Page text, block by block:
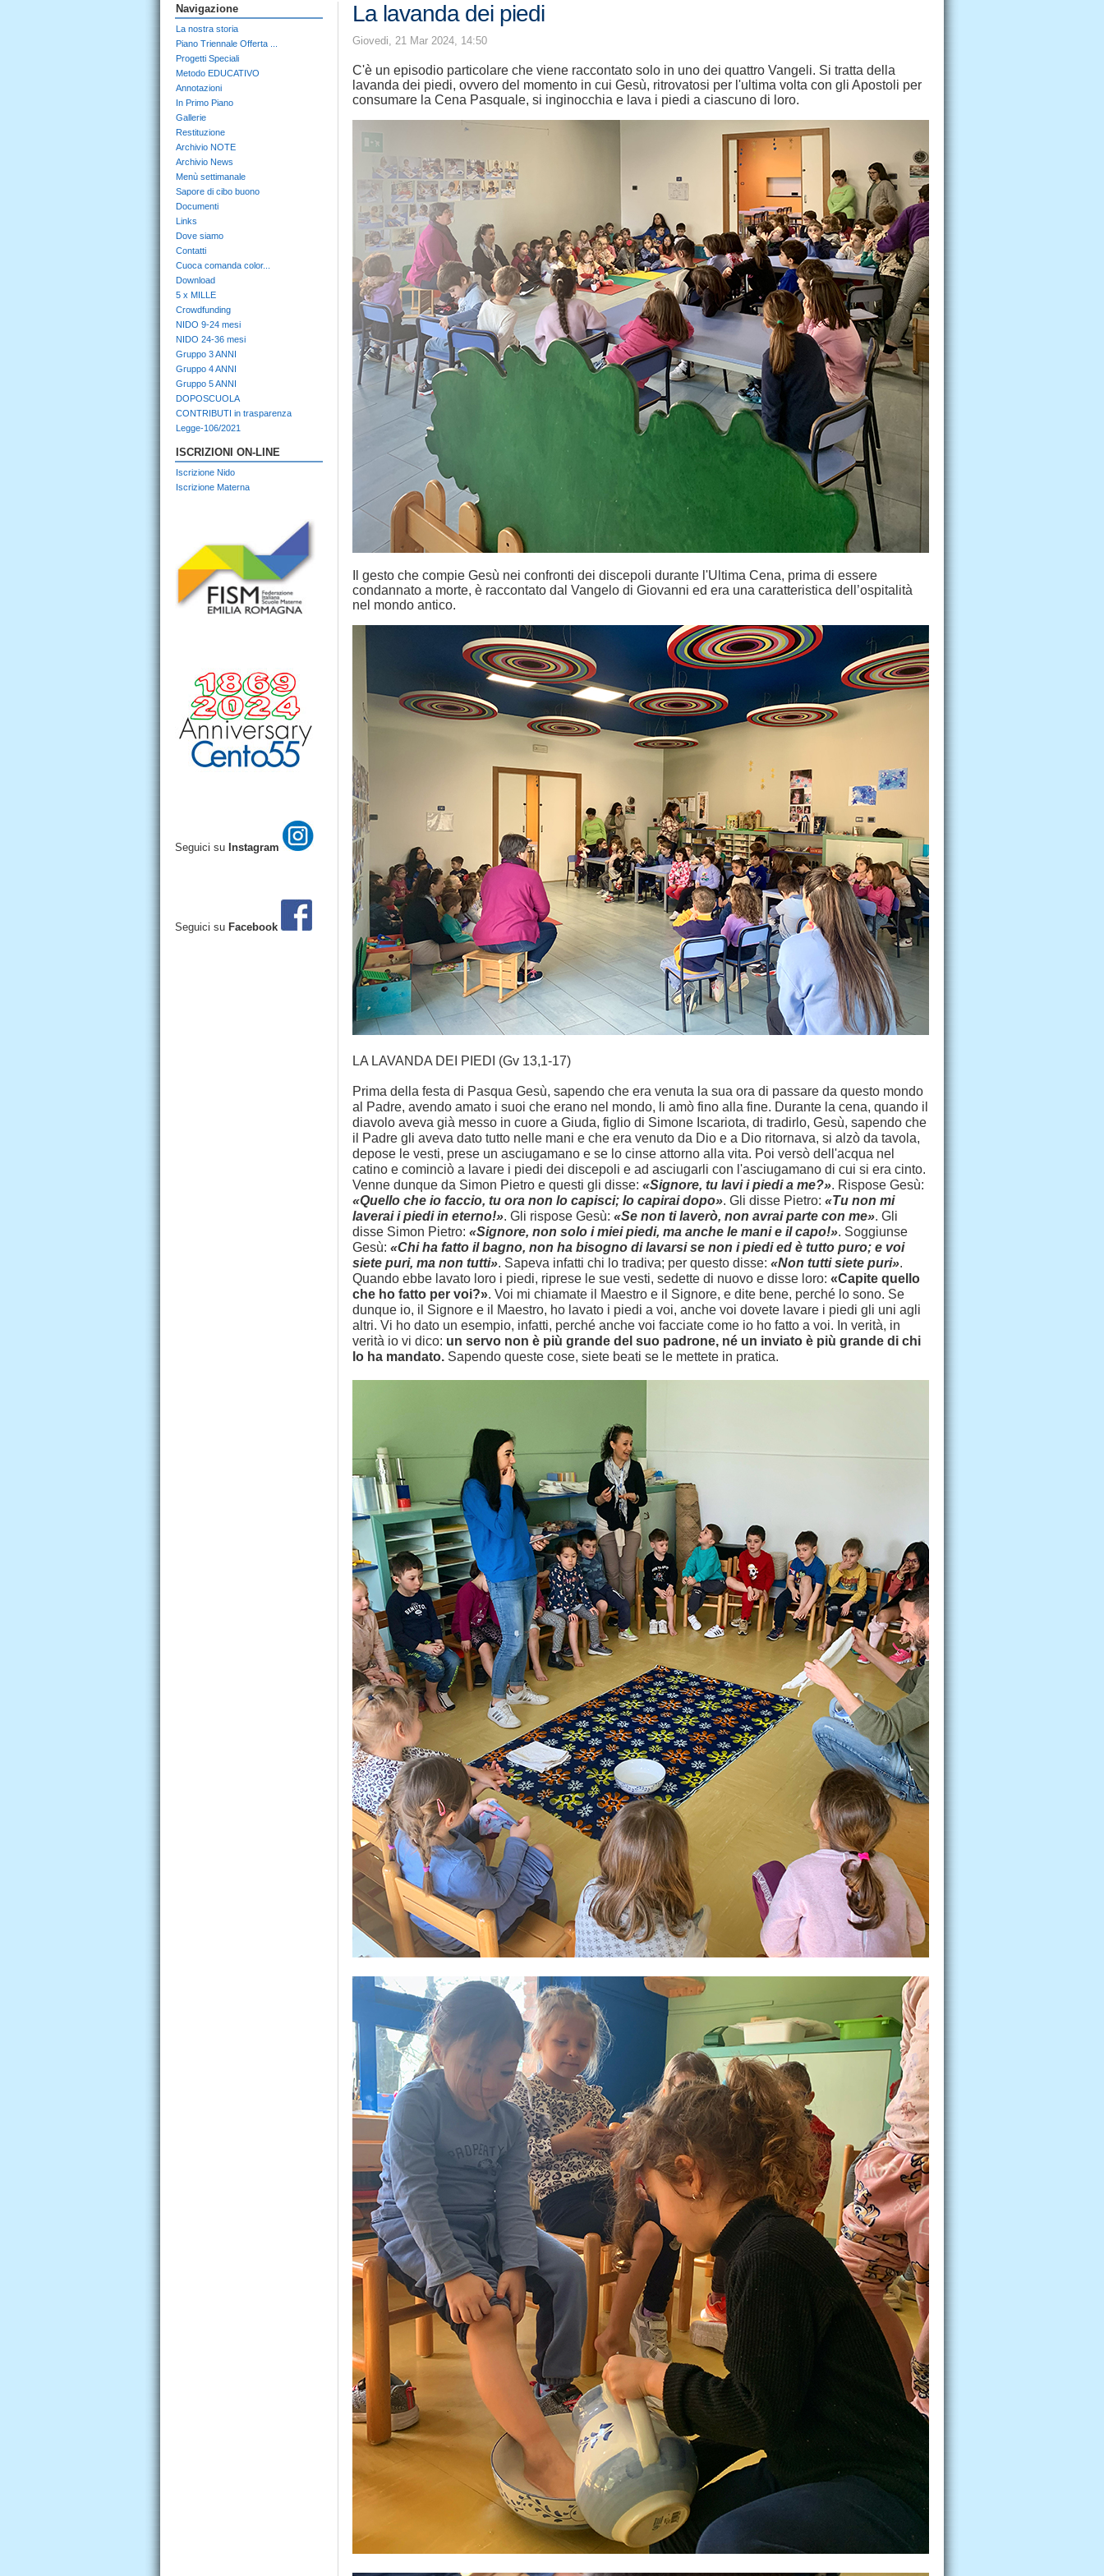
La lavanda dei piedi
Giovedi, 21 Mar 2024, 14:50
C'è un episodio particolare che viene raccontato solo in uno dei quattro Vangeli. Si tratta della
lavanda dei piedi, ovvero del momento in cui Gesù, ritrovatosi per l'ultima volta con gli Apostoli per
consumare la Cena Pasquale, si inginocchia e lava i piedi a ciascuno di loro.
Il gesto che compie Gesù nei confronti dei discepoli durante l'Ultima Cena, prima di essere
condannato a morte, è raccontato dal Vangelo di Giovanni ed era una caratteristica dell’ospitalità
nel mondo antico.
LA LAVANDA DEI PIEDI (Gv 13,1-17)
Prima della festa di Pasqua Gesù, sapendo che era venuta la sua ora di passare da questo mondo
al Padre, avendo amato i suoi che erano nel mondo, li amò fino alla fine. Durante la cena, quando il
diavolo aveva già messo in cuore a Giuda, figlio di Simone Iscariota, di tradirlo, Gesù, sapendo che
il Padre gli aveva dato tutto nelle mani e che era venuto da Dio e a Dio ritornava, si alzò da tavola,
depose le vesti, prese un asciugamano e se lo cinse attorno alla vita. Poi versò dell'acqua nel
catino e cominciò a lavare i piedi dei discepoli e ad asciugarli con l'asciugamano di cui si era cinto.
Venne dunque da Simon Pietro e questi gli disse: «Signore, tu lavi i piedi a me?». Rispose Gesù:
«Quello che io faccio, tu ora non lo capisci; lo capirai dopo». Gli disse Pietro: «Tu non mi
laverai i piedi in eterno!». Gli rispose Gesù: «Se non ti laverò, non avrai parte con me». Gli
disse Simon Pietro: «Signore, non solo i miei piedi, ma anche le mani e il capo!». Soggiunse
Gesù: «Chi ha fatto il bagno, non ha bisogno di lavarsi se non i piedi ed è tutto puro; e voi
siete puri, ma non tutti». Sapeva infatti chi lo tradiva; per questo disse: «Non tutti siete puri».
Quando ebbe lavato loro i piedi, riprese le sue vesti, sedette di nuovo e disse loro: «Capite quello
che ho fatto per voi?». Voi mi chiamate il Maestro e il Signore, e dite bene, perché lo sono. Se
dunque io, il Signore e il Maestro, ho lavato i piedi a voi, anche voi dovete lavare i piedi gli uni agli
altri. Vi ho dato un esempio, infatti, perché anche voi facciate come io ho fatto a voi. In verità, in
verità io vi dico: un servo non è più grande del suo padrone, né un inviato è più grande di chi
lo ha mandato. Sapendo queste cose, siete beati se le mettete in pratica.
Navigazione
La nostra storia
Piano Triennale Offerta ...
Progetti Speciali
Metodo EDUCATIVO
Annotazioni
In Primo Piano
Gallerie
Restituzione
Archivio NOTE
Archivio News
Menù settimanale
Sapore di cibo buono
Documenti
Links
Dove siamo
Contatti
Cuoca comanda color...
Download
5 x MILLE
Crowdfunding
NIDO 9-24 mesi
NIDO 24-36 mesi
Gruppo 3 ANNI
Gruppo 4 ANNI
Gruppo 5 ANNI
DOPOSCUOLA
CONTRIBUTI in trasparenza
Legge-106/2021
ISCRIZIONI ON-LINE
Iscrizione Nido
Iscrizione Materna
Seguici su Instagram
Seguici su Facebook